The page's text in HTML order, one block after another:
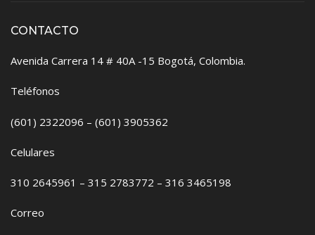
CONTACTO
Avenida Carrera 14 # 40A -15 Bogotá, Colombia.
Teléfonos
(601) 2322096 – (601) 3905362
Celulares
310 2645961 – 315 2783772 – 316 3465198
Correo